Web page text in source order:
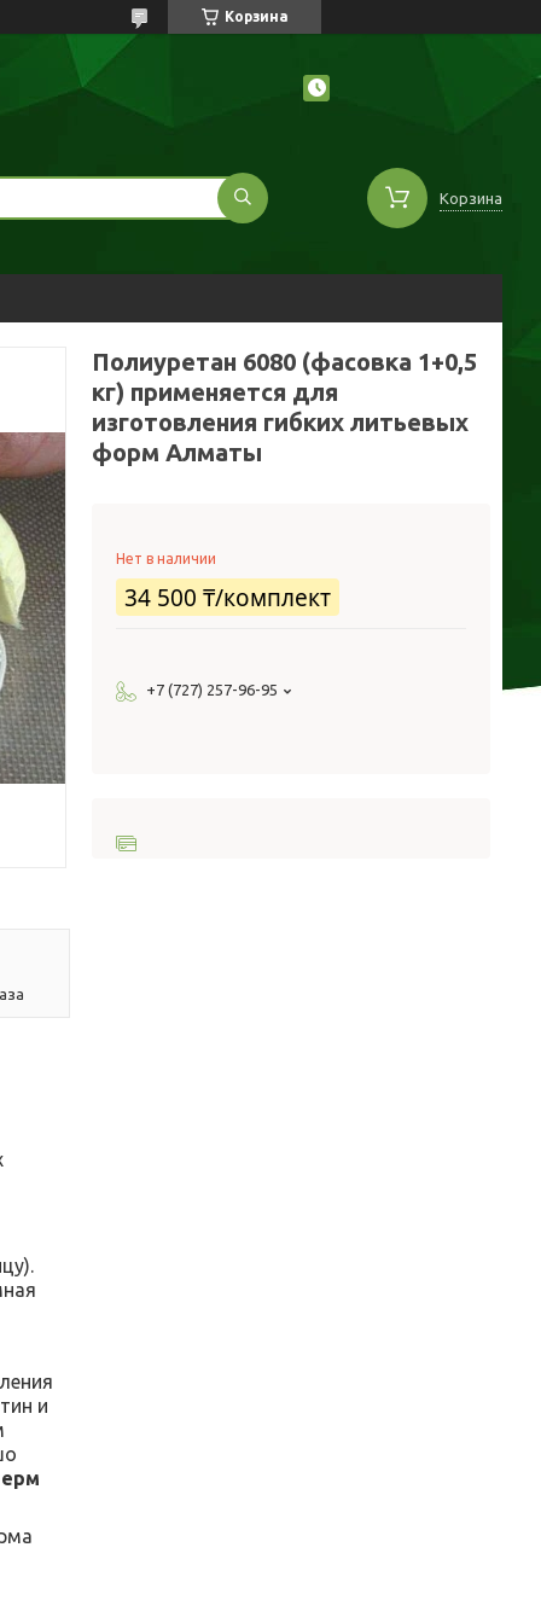
Корзина
Корзина
и
Полиуретан 6080 (фасовка 1+0,5
кг) применяется для
изготовления гибких литьевых
форм Алматы
Нет в наличии
34 500 ₸/комплект
+7 (727) 257-96-95